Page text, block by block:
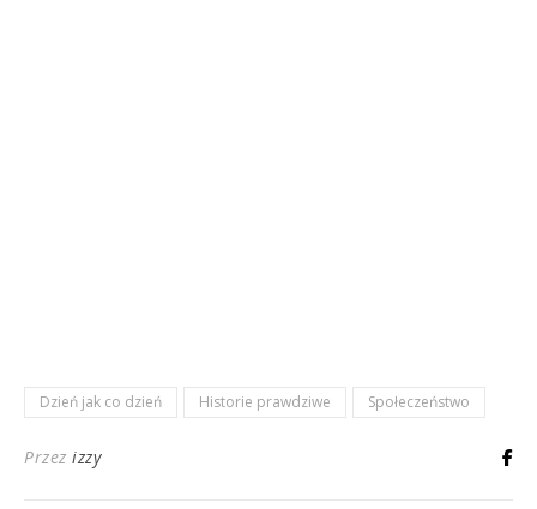
Dzień jak co dzień Historie prawdziwe Społeczeństwo
Przez izzy